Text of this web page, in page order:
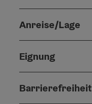
Anreise/Lage
Eignung
Barrierefreiheit